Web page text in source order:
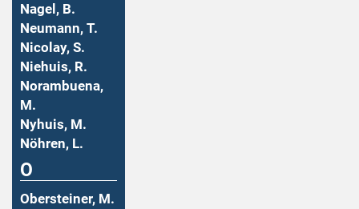
Nagel, B.
Neumann, T.
Nicolay, S.
Niehuis, R.
Norambuena,
M.
Nyhuis, M.
Nöhren, L.
O
Obersteiner, M.